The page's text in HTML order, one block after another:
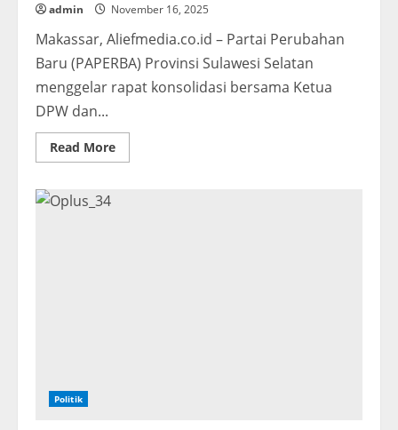
admin November 16, 2025
Makassar, Aliefmedia.co.id – Partai Perubahan
Baru (PAPERBA) Provinsi Sulawesi Selatan
menggelar rapat konsolidasi bersama Ketua
DPW dan...
Read MoreRead
more
Politik